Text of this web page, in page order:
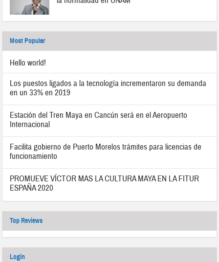
Most Popular
Hello world!
Los puestos ligados a la tecnología incrementaron su demanda
en un 33% en 2019
Estación del Tren Maya en Cancún será en el Aeropuerto
Internacional
Facilita gobierno de Puerto Morelos trámites para licencias de
funcionamiento
PROMUEVE VÍCTOR MAS LA CULTURA MAYA EN LA FITUR
ESPAÑA 2020
Top Reviews
Login